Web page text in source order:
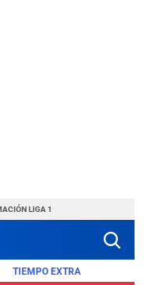
LIGA 1
TIEMPO EXTRA